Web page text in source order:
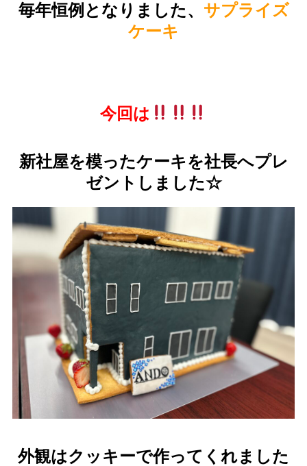
毎年恒例となりました、 サプライズ
ケーキ
今回は
新社屋を模ったケーキを社長へプレ
ゼントしました☆
外観はクッキーで作ってくれました